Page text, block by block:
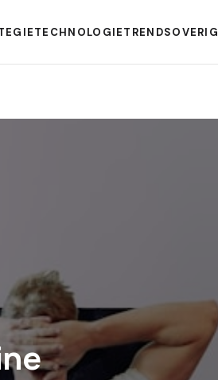
TECHNOLOGIETRENDSOVERIG